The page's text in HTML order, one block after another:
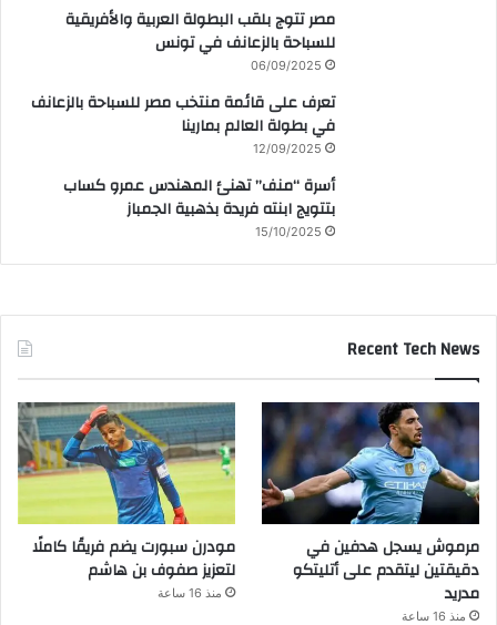
مصر تتوج بلقب البطولة العربية والأفريقية
للسباحة بالزعانف في تونس
06/09/2025
تعرف على قائمة منتخب مصر للسباحة بالزعانف
في بطولة العالم بمارينا
12/09/2025
أسرة “منف” تهنئ المهندس عمرو كساب
بتتويج ابنته فريدة بذهبية الجمباز
15/10/2025
Recent Tech News
مرموش يسجل هدفين في
دقيقتين ليتقدم على أتليتكو
مدريد
منذ 16 ساعة
مودرن سبورت يضم فريقًا كاملًا
لتعزيز صفوف بن هاشم
منذ 16 ساعة